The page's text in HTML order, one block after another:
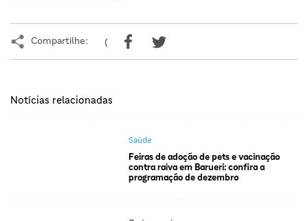
Compartilhe: (
Notícias relacionadas
Saúde
Feiras de adoção de pets e vacinação
contra raiva em Barueri: confira a
programação de dezembro